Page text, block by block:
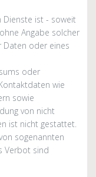
Dienste ist - soweit
Angabe solcher
Daten oder eines
oder
wie
sowie
von nicht
ist nicht gestattet.
sogenannten
Verbot sind